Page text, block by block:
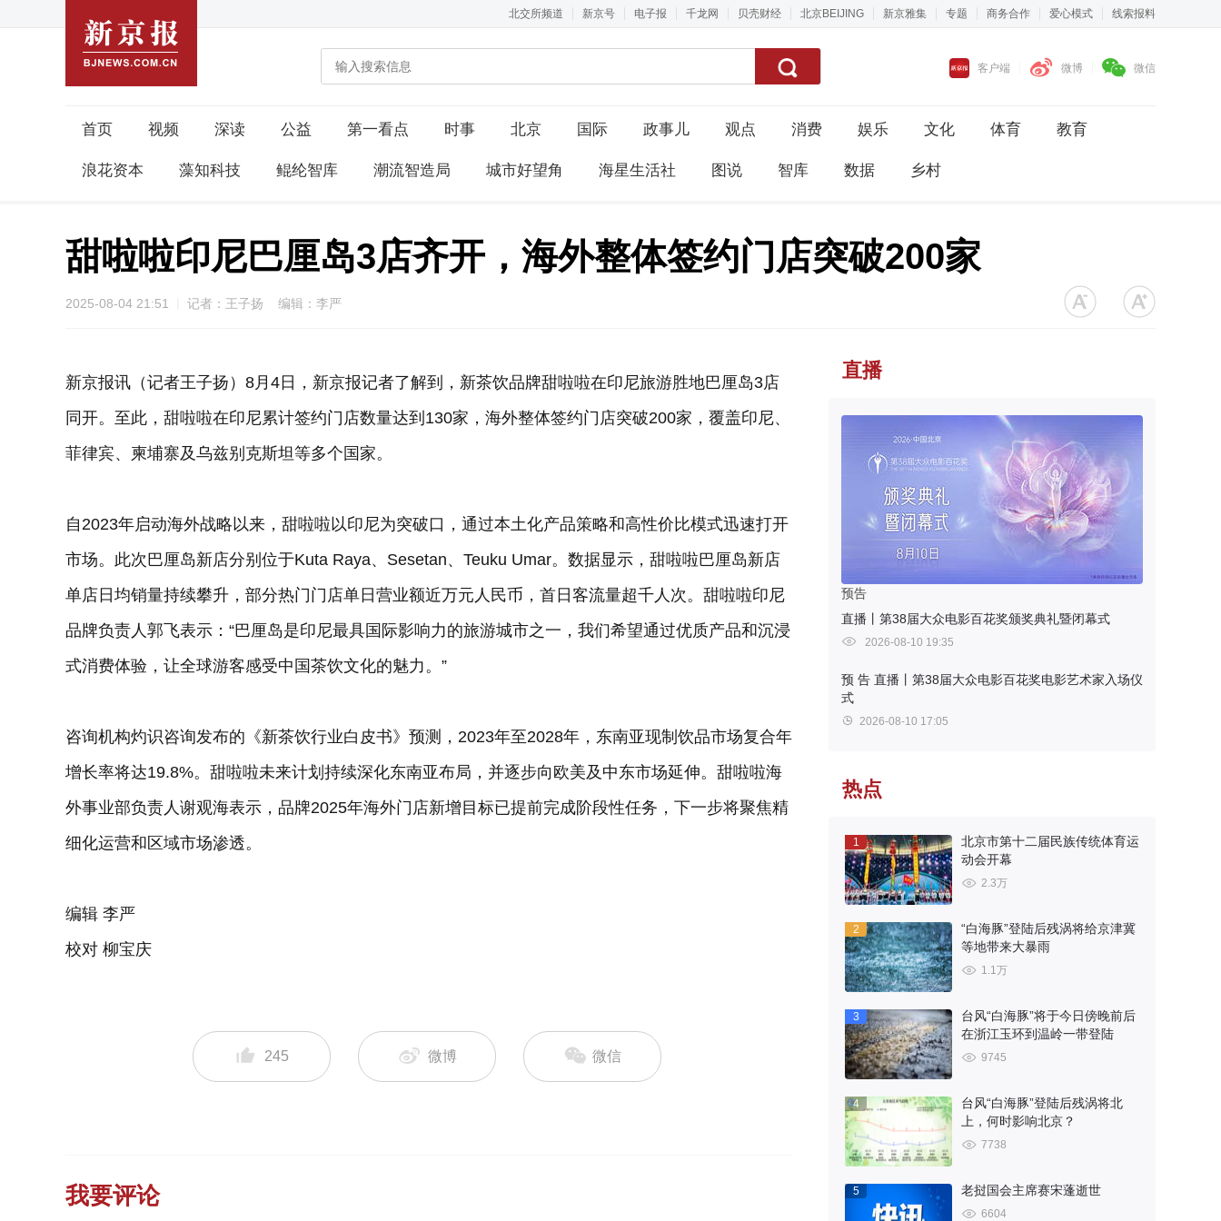
北交所频道 新京号 电子报 千龙网 贝壳财经 北京BEIJING 新京雅集 专题 商务合作 爱心模式 线索报料
客户端 微博 微信
首页 视频 深读 公益 第一看点 时事 北京 国际 政事儿 观点 消费 娱乐 文化 体育 教育
浪花资本 藻知科技 鲲纶智库 潮流智造局 城市好望角 海星生活社 图说 智库 数据 乡村
甜啦啦印尼巴厘岛3店齐开，海外整体签约门店突破200家
2025-08-04 21:51 记者：王子扬 编辑：李严
新京报讯（记者王子扬）8月4日，新京报记者了解到，新茶饮品牌甜啦啦在印尼旅游胜地巴厘岛3店
同开。至此，甜啦啦在印尼累计签约门店数量达到130家，海外整体签约门店突破200家，覆盖印尼、
菲律宾、柬埔寨及乌兹别克斯坦等多个国家。
自2023年启动海外战略以来，甜啦啦以印尼为突破口，通过本土化产品策略和高性价比模式迅速打开
市场。此次巴厘岛新店分别位于Kuta Raya、Sesetan、Teuku Umar。数据显示，甜啦啦巴厘岛新店
单店日均销量持续攀升，部分热门门店单日营业额近万元人民币，首日客流量超千人次。甜啦啦印尼
品牌负责人郭飞表示：“巴厘岛是印尼最具国际影响力的旅游城市之一，我们希望通过优质产品和沉浸
式消费体验，让全球游客感受中国茶饮文化的魅力。”
咨询机构灼识咨询发布的《新茶饮行业白皮书》预测，2023年至2028年，东南亚现制饮品市场复合年
增长率将达19.8%。甜啦啦未来计划持续深化东南亚布局，并逐步向欧美及中东市场延伸。甜啦啦海
外事业部负责人谢观海表示，品牌2025年海外门店新增目标已提前完成阶段性任务，下一步将聚焦精
细化运营和区域市场渗透。
编辑 李严
校对 柳宝庆
245 微博 微信
我要评论
直播
预告
直播丨第38届大众电影百花奖颁奖典礼暨闭幕式
2026-08-10 19:35
预 告 直播丨第38届大众电影百花奖电影艺术家入场仪
式
2026-08-10 17:05
热点
1
北京市第十二届民族传统体育运
动会开幕
2.3万
2
“白海豚”登陆后残涡将给京津冀
等地带来大暴雨
1.1万
3
台风“白海豚”将于今日傍晚前后
在浙江玉环到温岭一带登陆
9745
4
台风“白海豚”登陆后残涡将北
上，何时影响北京？
7738
5 老挝国会主席赛宋蓬逝世
6604